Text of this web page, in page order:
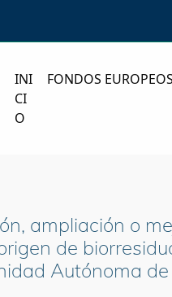
INI
CI
O
FONDOS EUROPEOS
ampliación o
de
Autónoma